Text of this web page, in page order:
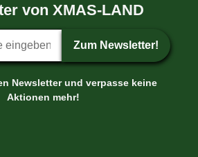
von XMAS-LAND
Zum Newsletter!
Newsletter und verpasse keine
Aktionen mehr!